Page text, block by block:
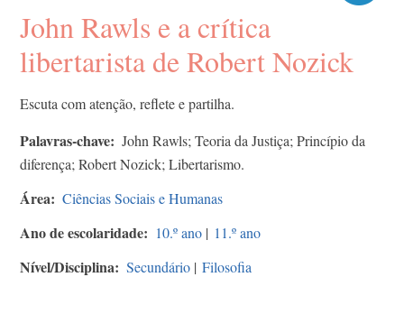
John Rawls e a crítica
libertarista de Robert Nozick
Escuta com atenção, reflete e partilha.
Palavras-chave
John Rawls; Teoria da Justiça; Princípio da
diferença; Robert Nozick; Libertarismo.
Área Ciências Sociais e Humanas
Ano de escolaridade 10.º ano | 11.º ano
Nível/Disciplina Secundário | Filosofia